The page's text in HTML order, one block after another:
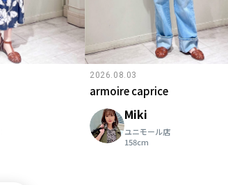
2026.08.03
armoire caprice
Miki
ユニモール店
158cm